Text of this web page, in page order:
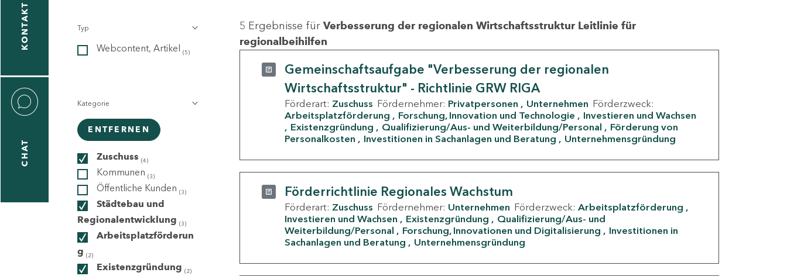
KONTAKT
CHAT
Typ
Webcontent, Artikel (5)
Kategorie
ENTFERNEN
Zuschuss (4)
Kommunen (3)
Öffentliche Kunden (3)
Städtebau und
Regionalentwicklung (3)
Arbeitsplatzförderun
g (2)
Existenzgründung (2)
5 Ergebnisse für Verbesserung der regionalen Wirtschaftsstruktur Leitlinie für
regionalbeihilfen
Gemeinschaftsaufgabe "Verbesserung der regionalen
Wirtschaftsstruktur" - Richtlinie GRW RIGA
Förderart: Zuschuss Fördernehmer: Privatpersonen Unternehmen Förderzweck:
Arbeitsplatzförderung
Forschung, Innovation und Technologie
Investieren und Wachsen
Existenzgründung
Qualifizierung/Aus- und Weiterbildung/Personal
Förderung von
Personalkosten
Investitionen in Sachanlagen und Beratung Unternehmensgründung
Förderrichtlinie Regionales Wachstum
Förderart: Zuschuss Fördernehmer: Unternehmen Förderzweck: Arbeitsplatzförderung
Investieren und Wachsen
Existenzgründung
Qualifizierung/Aus- und
Weiterbildung/Personal
Forschung, Innovationen und Digitalisierung
Investitionen in
Sachanlagen und Beratung
Unternehmensgründung